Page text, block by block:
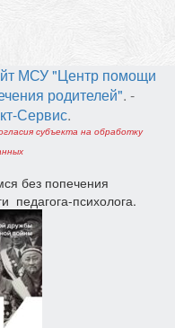
МСУ "Центр помощи
родителей". -
Сервис.
субъекта на обработку
без попечения
педагога-психолога.